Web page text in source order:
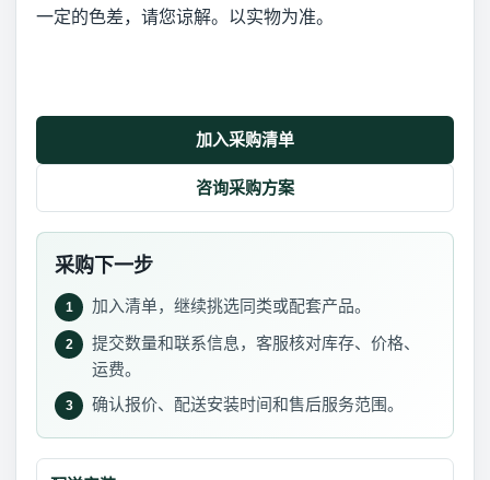
一定的色差，请您谅解。以实物为准。
加入采购清单
咨询采购方案
采购下一步
1 加入清单，继续挑选同类或配套产品。
2
提交数量和联系信息，客服核对库存、价格、
运费。
3 确认报价、配送安装时间和售后服务范围。